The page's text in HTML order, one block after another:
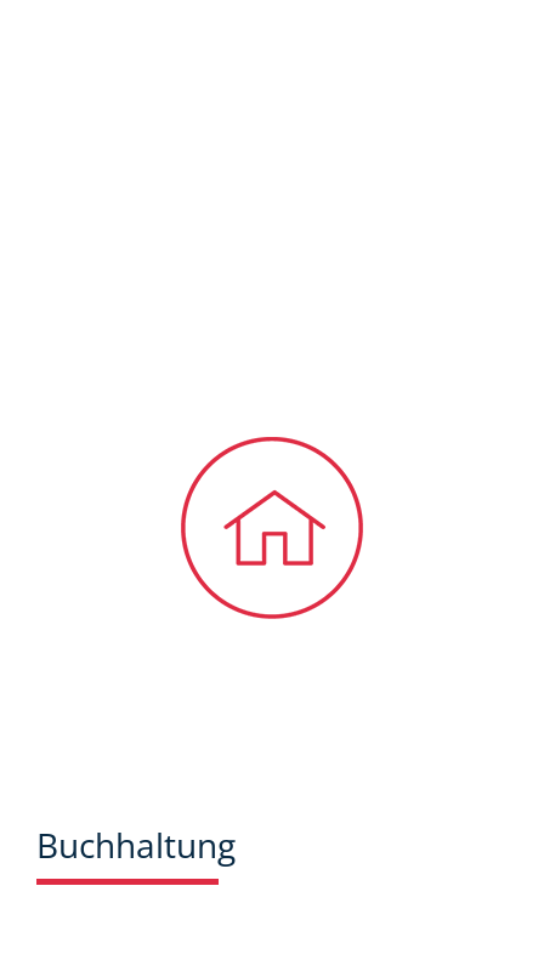
Buchhaltung